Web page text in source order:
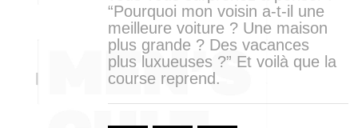
“Pourquoi mon voisin a-t-il une
meilleure voiture ? Une maison
plus grande ? Des vacances
plus luxueuses ?” Et voilà que la
course reprend.